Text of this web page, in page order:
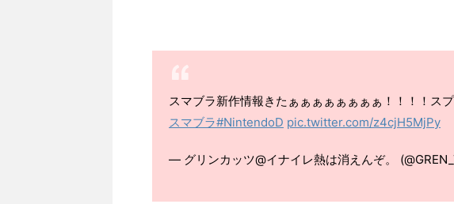
スマブラ新作情報きたぁぁぁぁぁぁぁぁ！！！！ス
スマブラ#NintendoD pic.twitter.com/z4cjH5MjPy
— グリンカッツ@イナイレ熱は消えんぞ。